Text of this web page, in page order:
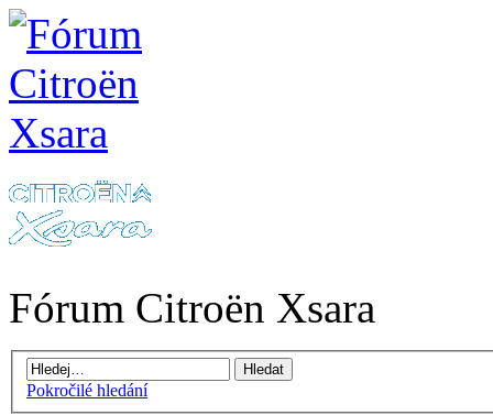
Fórum Citroën Xsara
Pokročilé hledání